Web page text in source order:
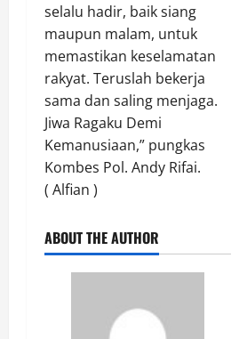
selalu hadir, baik siang
maupun malam, untuk
memastikan keselamatan
rakyat. Teruslah bekerja
sama dan saling menjaga.
Jiwa Ragaku Demi
Kemanusiaan,” pungkas
Kombes Pol. Andy Rifai.
( Alfian )
ABOUT THE AUTHOR